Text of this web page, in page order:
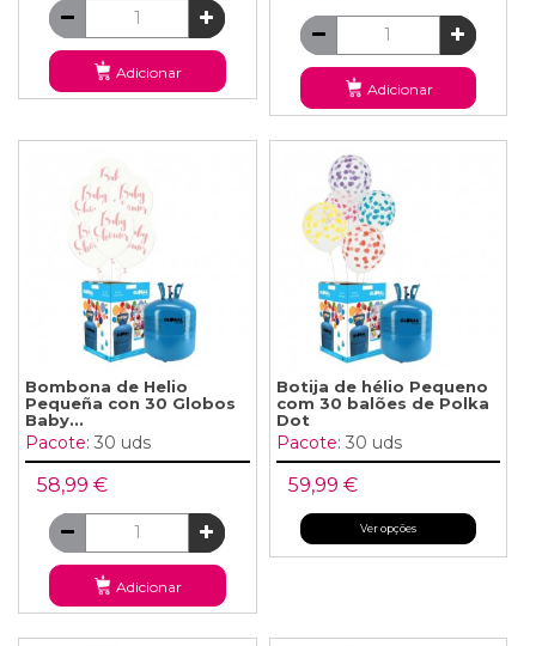
Adicionar
Adicionar
Bombona de Helio
Pequeña con 30 Globos
Baby...
Pacote: 30 uds
58,99 €
Adicionar
Botija de hélio Pequeno
com 30 balões de Polka
Dot
Pacote: 30 uds
59,99 €
Ver opções